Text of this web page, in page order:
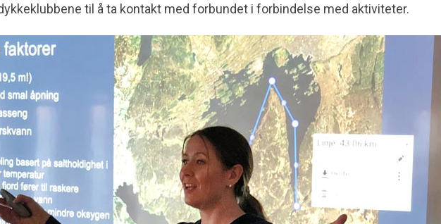
til å ta kontakt med forbundet i forbindelse med aktiviteter.